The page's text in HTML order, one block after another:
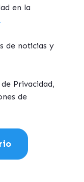
en la
de noticias y
Privacidad,
de